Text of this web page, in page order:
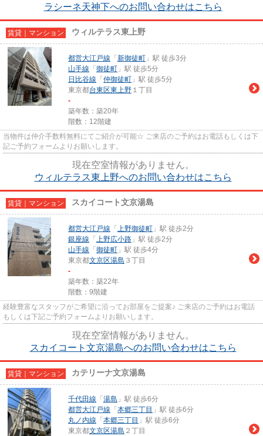
ラシーネ天神下へのお問い合わせはこちら
賃貸｜マンション ウィルテラス東上野
都営大江戸線 「 新御徒町 」駅 徒歩3分
山手線 「 御徒町 」駅 徒歩5分
日比谷線 「 仲御徒町 」駅 徒歩5分
東京都台東区東上野 １丁目
-
築年数：築20年
階数：12階建
当物件は仲介手数料無料にてご紹介が可能☆ ご来店のご予約はお電話もしくは下
記ご予約フォームよりお願いします。
現在空室情報がありません。
ウィルテラス東上野へのお問い合わせはこちら
賃貸｜マンション スカイコート文京湯島
都営大江戸線 「 上野御徒町 」駅 徒歩2分
銀座線 「 上野広小路 」駅 徒歩2分
山手線 「 御徒町 」駅 徒歩4分
東京都文京区湯島 ３丁目
-
築年数：築22年
階数：9階建
経験豊富なスタッフがご希望に沿ってお部屋をご提案♪ ご来店のご予約はお電話
もしくは下記ご予約フォームよりお願いします。
現在空室情報がありません。
スカイコート文京湯島へのお問い合わせはこちら
賃貸｜マンション カテリーナ文京湯島
千代田線 「 湯島 」駅 徒歩6分
都営大江戸線 「 本郷三丁目 」駅 徒歩6分
丸ノ内線 「 本郷三丁目 」駅 徒歩6分
東京都文京区湯島 ２丁目